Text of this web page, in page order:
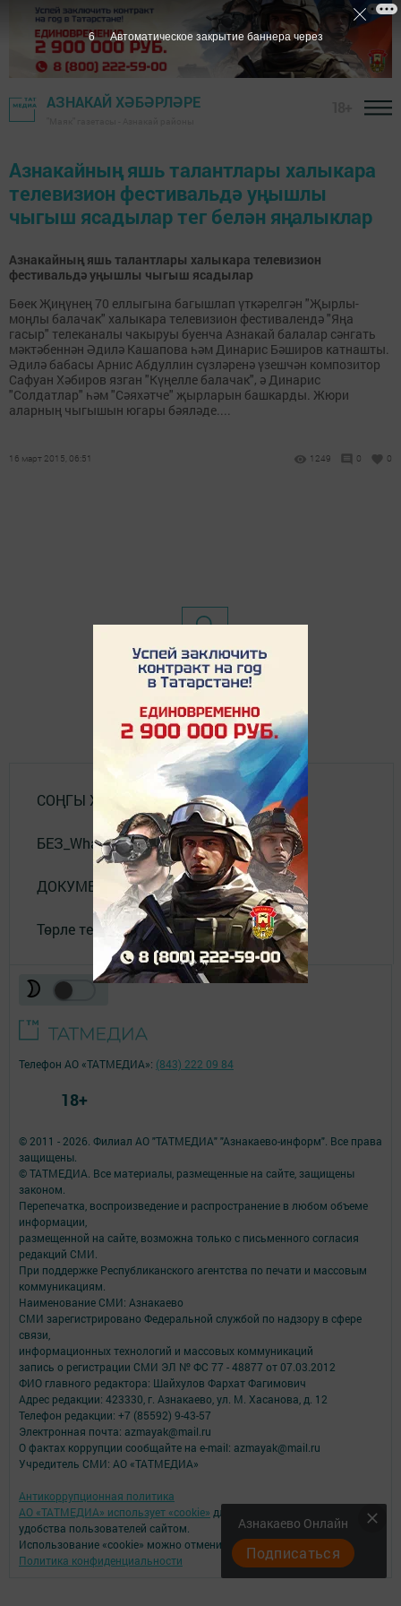
АЗНАКАЙ ХӘБӘРЛӘРЕ
Азнакайның яшь талантлары халыкара
телевизион фестивальдә уңышлы
чыгыш ясадылар тег белән яңалыклар
Азнакайның яшь талантлары халыкара телевизион
фестивальдә уңышлы чыгыш ясадылар
Бөек Җиңүнең 70 еллыгына багышлап үткәрелгән "Җырлы-
моңлы балачак" халыкара телевизион фестивалендә "Яңа
гасыр" телеканалы чакыруы буенча Азнакай балалар сәнгать
мәктәбеннән Әдилә Кашапова һәм Динарис Бәширов катнашты.
Әдилә бабасы Арнис Абдуллин сүзләренә үзешчән композитор
Сафуан Хәбиров язган "Күңелле балачак", ә Динарис
"Солдатлар" һәм "Сәяхәтче" җырларын башкарды. Жюри
аларның чыгышын югары бәяләде....
16 март 2015, 06:51 1249 0 0
СОҢГЫ ХӘБӘРЛӘР
БЕЗ_WhatsApp_та
ДОКУМЕНТЛАР
Төрле темалар
Азнакаево Онлайн
Подписаться
© 2011 - 2026. Филиал АО "ТАТМЕДИА" "Азнакаево-информ". Все права
защищены.
© ТАТМЕДИА. Все материалы, размещенные на сайте, защищены
законом.
Перепечатка, воспроизведение и распространение в любом объеме
информации,
размещенной на сайте, возможна только с письменного согласия
редакций СМИ.
При поддержке Республиканского агентства по печати и массовым
коммуникациям.
Наименование СМИ: Азнакаево
СМИ зарегистрировано Федеральной службой по надзору в сфере
связи,
информационных технологий и массовых коммуникаций
запись о регистрации СМИ ЭЛ № ФС 77 - 48877 от 07.03.2012
ФИО главного редактора: Шайхулов Фархат Фагимович
Адрес редакции: 423330, г. Азнакаево, ул. М. Хасанова, д. 12
Телефон редакции: +7 (85592) 9-43-57
Электронная почта: azmayak@mail.ru
О фактах коррупции сообщайте на e-mail: azmayak@mail.ru
Учредитель СМИ: АО «ТАТМЕДИА»
Антикоррупционная политика
АО «ТАТМЕДИА» использует «cookie» для персонализации сервисов и
удобства пользователей сайтом.
Использование «cookie» можно отменить в настройках браузера.
Политика конфиденциальности
Телефон АО «ТАТМЕДИА»: (843) 222 09 84
18+
6 Автоматическое закрытие баннера через